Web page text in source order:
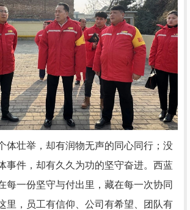
体壮举，却有润物无声的同心同行；没
事件，却有久久为功的坚守奋进。西蓝
每一份坚守与付出里，藏在每一次协同
里，员工有信仰、公司有希望、团队有